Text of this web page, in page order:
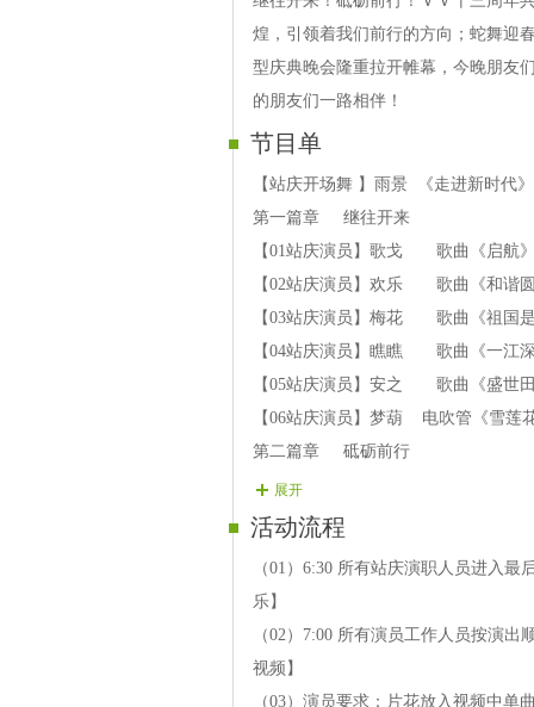
煌，引领着我们前行的方向；蛇舞迎
型庆典晚会隆重拉开帷幕，今晚朋友
的朋友们一路相伴！
节目单
【站庆开场舞 】雨景 《走进新时代》
第一篇章 继往开来
【01站庆演员】歌戈 歌曲《启航
【02站庆演员】欢乐 歌曲《和谐
【03站庆演员】梅花 歌曲《祖国
【04站庆演员】瞧瞧 歌曲《一江
【05站庆演员】安之 歌曲《盛世
【06站庆演员】梦葫 电吹管《雪莲
第二篇章 砥砺前行
【07站庆演员】阿雨 歌曲《中国
【08站庆演员】大地 歌曲《心愿
展开
活动流程
（01）6:30 所有站庆演职人员进入
乐】
（02）7:00 所有演员工作人员按演
视频】
（03）演员要求：片花放入视频中